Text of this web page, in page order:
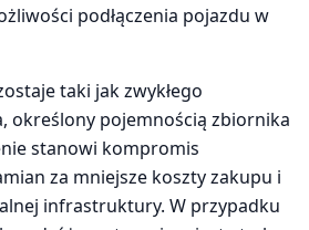
podłączenia pojazdu w
taki jak zwykłego
określony pojemnością zbiornika
stanowi kompromis
za mniejsze koszty zakupu i
infrastruktury. W przypadku